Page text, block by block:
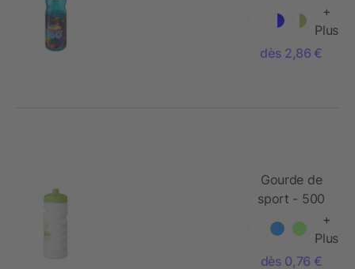
Tempo® de
sport avec
paille - 650
+
Plus
dès 2,86 €
Gourde de
sport - 500
+
Plus
dès 0,76 €